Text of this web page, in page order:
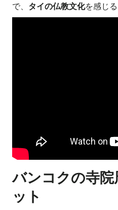
で、 タイの仏教文化を感じ
バンコクの寺
ット